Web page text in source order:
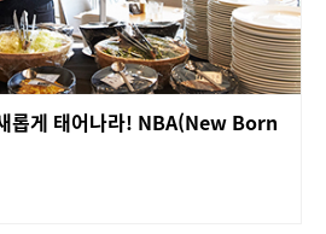
롭게 태어나라! NBA(New Born